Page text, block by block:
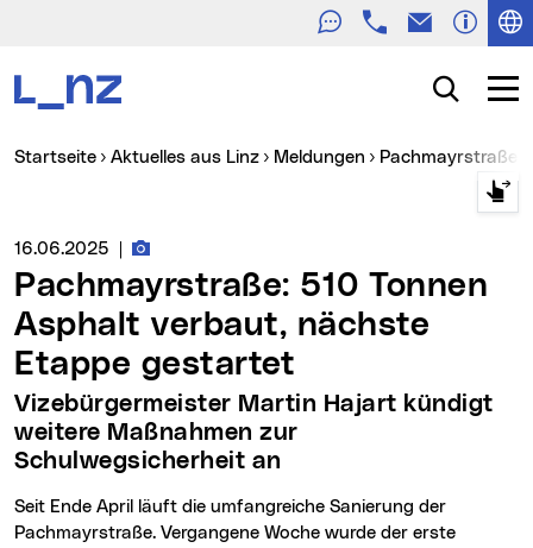
TelefonE-Mail
Suche
Sie sind hier:
Startseite Aktuelles aus Linz Meldungen
Medienservice vom:
16.06.2025 Fotos zur Meldung
Pachmayrstraße: 510 Tonnen
Asphalt verbaut, nächste
Etappe gestartet
Vizebürgermeister Martin Hajart kündigt
weitere Maßnahmen zur
Schulwegsicherheit an
Seit Ende April läuft die umfangreiche Sanierung der
Pachmayrstraße. Vergangene Woche wurde der erste